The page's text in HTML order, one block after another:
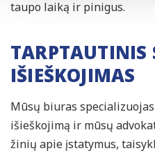
taupo laiką ir pinigus.
TARPTAUTINIS
IŠIEŠKOJIMAS
Mūsų biuras
išieškojimą ir mūsų
žinių apie įstatymus,